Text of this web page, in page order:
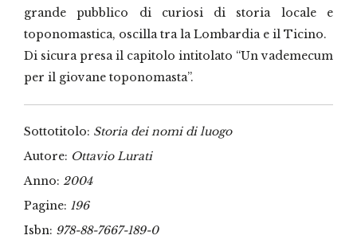
grande pubblico di curiosi di storia locale e
toponomastica, oscilla tra la Lombardia e il Ticino.
Di sicura presa il capitolo intitolato “Un vademecum
per il giovane toponomasta”.
Sottotitolo: Storia dei nomi di luogo
Autore: Ottavio Lurati
Anno: 2004
Pagine: 196
Isbn: 978-88-7667-189-0